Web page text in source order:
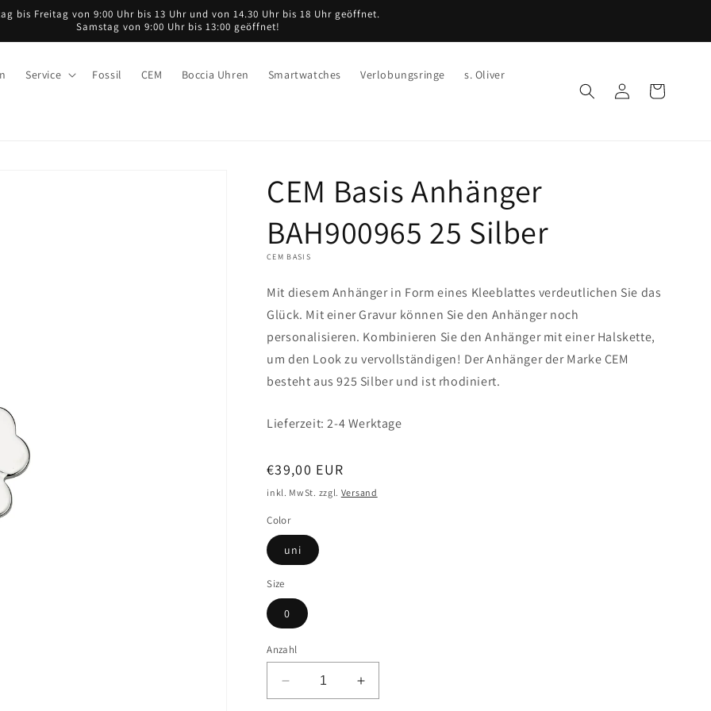
bis Freitag von 9:00 Uhr bis 13 Uhr und von 14.30 Uhr bis 18 Uhr geöffnet.
Samstag von 9:00 Uhr bis 13:00 geöffnet!
Service Fossil CEM Boccia Uhren Smartwatches Verlobungsringe s. Oliver
EinloggenWarenkorb
CEM Basis Anhänger
BAH900965 25 Silber
CEM BASIS
Mit diesem Anhänger in Form eines Kleeblattes verdeutlichen Sie das
Glück. Mit einer Gravur können Sie den Anhänger noch
personalisieren. Kombinieren Sie den Anhänger mit einer Halskette,
um den Look zu vervollständigen! Der Anhänger der Marke CEM
besteht aus 925 Silber und ist rhodiniert.
Lieferzeit: 2-4 Werktage
Normaler
Preis
€39,00 EUR
inkl. MwSt. zzgl. Versand
Color
uni
Size
0
Anzahl
Verringere
die
Erhöhe
die